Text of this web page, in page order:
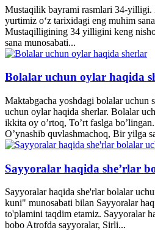
Mustaqilik bayrami rasmlari 34-yilligi.
yurtimiz o‘z tarixidagi eng muhim
Mustaqilligining 34 yilligini keng
sana munosabati...
Bolalar uchun oylar haqida
Maktabgacha yoshdagi bolalar uchun
uchun oylar haqida sherlar. Bolalar
ikkita oy o’rtoq, To’rt faslga
O’ynashib quvlashmachoq, Bir yilga
Sayyoralar haqida she’rlar
Sayyoralar haqida she'rlar bolalar
kuni" munosabati bilan Sayyoralar
to'plamini taqdim etamiz. Sayyoralar
bobo Atrofda sayyoralar, Sirli...